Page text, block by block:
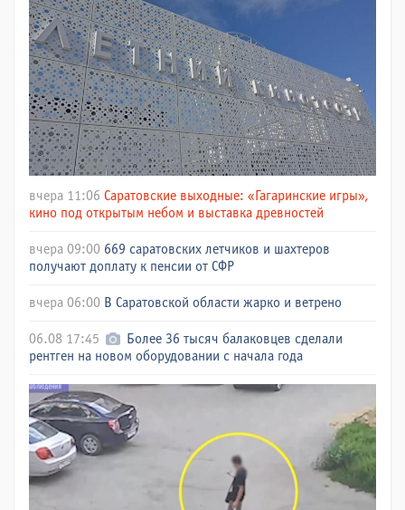
вчера 11:06 Саратовские выходные: «Гагаринские игры»,
кино под открытым небом и выставка древностей
вчера 09:00 669 саратовских летчиков и шахтеров
получают доплату к пенсии от СФР
вчера 06:00 В Саратовской области жарко и ветрено
06.08 17:45
Более 36 тысяч балаковцев сделали
рентген на новом оборудовании с начала года